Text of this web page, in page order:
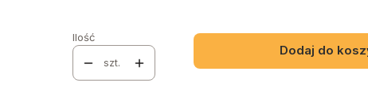
Ilość
szt.
Dodaj do